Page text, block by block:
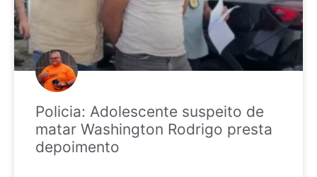
Policia: Adolescente suspeito de
matar Washington Rodrigo presta
depoimento